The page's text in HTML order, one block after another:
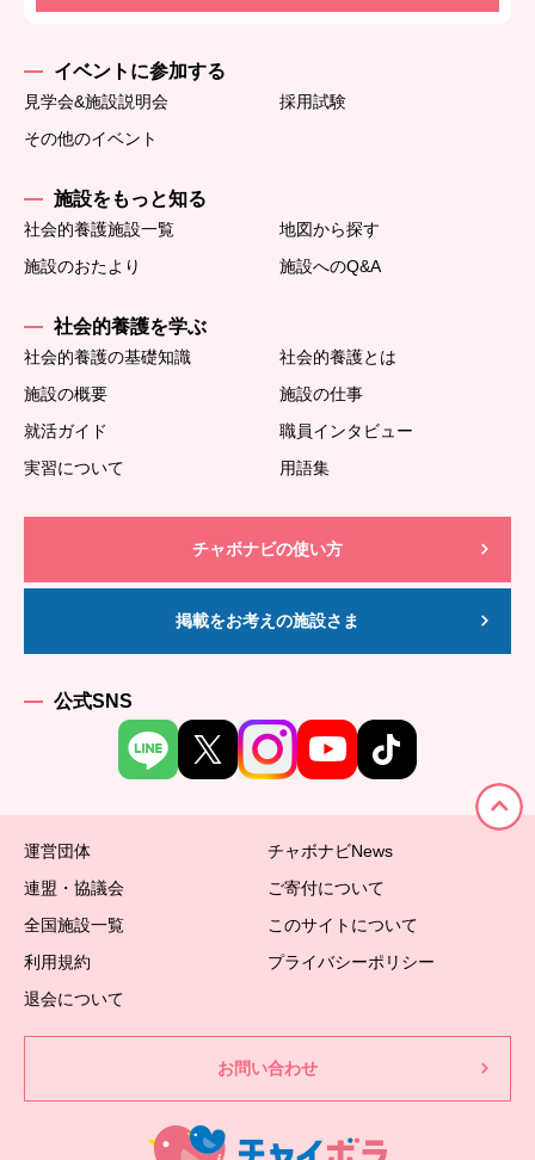
イベントに参加する
見学会&施設説明会
採用試験
その他のイベント
施設をもっと知る
社会的養護施設一覧
地図から探す
施設のおたより
施設へのQ&A
社会的養護を学ぶ
社会的養護の基礎知識
社会的養護とは
施設の概要
施設の仕事
就活ガイド
職員インタビュー
実習について
用語集
チャボナビの使い方
掲載をお考えの施設さま
公式SNS
運営団体
チャボナビNews
連盟・協議会
ご寄付について
全国施設一覧
このサイトについて
利用規約
プライバシーポリシー
退会について
お問い合わせ